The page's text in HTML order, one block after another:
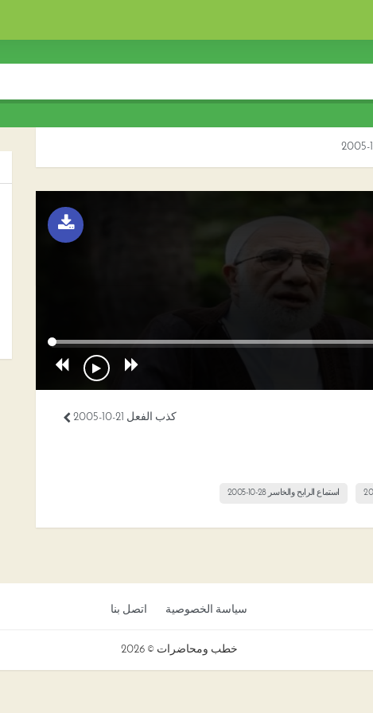
كذب الفعل 21-10-2005
استماع الرابح والخاسر 28-10-2005
سياسة الخصوصية اتصل بنا
خطب ومحاضرات © 2026